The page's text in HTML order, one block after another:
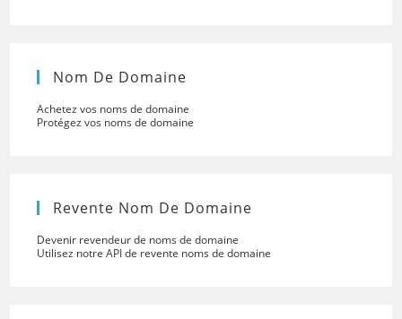
Nom De Domaine
Achetez vos noms de domaine
Protégez vos noms de domaine
Revente Nom De Domaine
Devenir revendeur de noms de domaine
Utilisez notre API de revente noms de domaine